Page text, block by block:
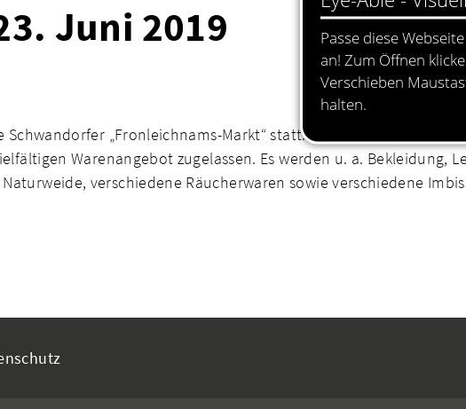
Juni 2019
„Fronleichnams-Markt“ statt. Das Ordnungsamt
Warenangebot zugelassen. Es werden u. a. Bekleidung,
verschiedene Räucherwaren sowie verschiedene